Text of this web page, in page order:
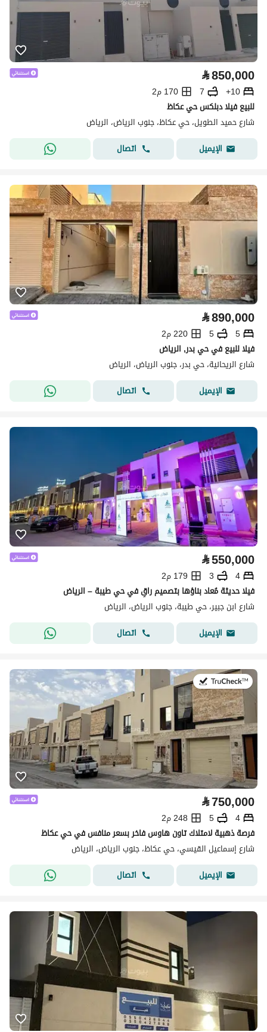
⃁850,000
10+
7
170 م2
للبيع فيلا دبلكس حي عكاظ
شارع حميد الطويل، حي عكاظ، جنوب الرياض، الرياض
الإيميل
اتصال
⃁890,000
5
5
220 م2
فيلا للبيع في حي بدر, الرياض
شارع الريحانية، حي بدر، جنوب الرياض، الرياض
الإيميل
اتصال
⃁550,000
4
3
179 م2
فيلا حديثة مُعاد بناؤها بتصميم راقٍ في حي طيبة – الرياض
شارع ابن جبير، حي طيبة، جنوب الرياض، الرياض
الإيميل
اتصال
في:30 يوليو 2026
⃁750,000
4
5
248 م2
فرصة ذهبية لامتلاك تاون هاوس فاخر بسعر منافس في حي عكاظ
شارع إسماعيل القيسي، حي عكاظ، جنوب الرياض، الرياض
الإيميل
اتصال